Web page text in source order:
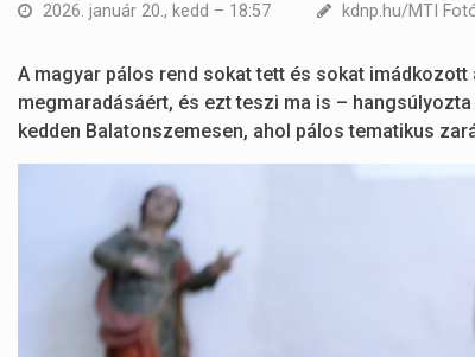
2026. január 20., kedd – 18:57 kdnp.hu/MTI
A magyar pálos rend sokat tett és sokat
megmaradásáért, és ezt teszi ma is –
kedden Balatonszemesen, ahol pálos tematikus